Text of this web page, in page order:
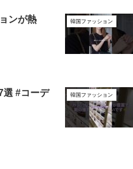
ンが熱
韓国ファッション
選 #コーデ
韓国ファッション